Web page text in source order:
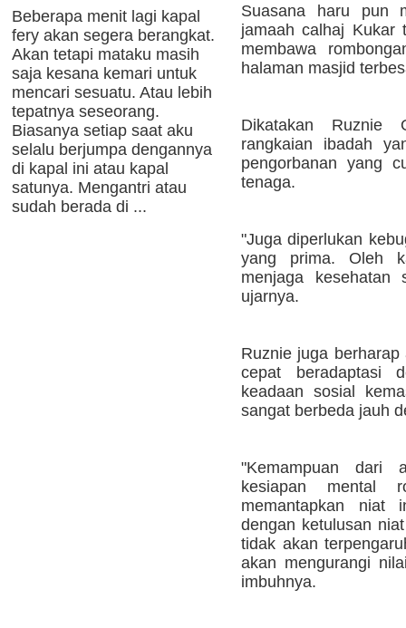
Beberapa menit lagi kapal
fery akan segera berangkat.
Akan tetapi mataku masih
saja kesana kemari untuk
mencari sesuatu. Atau lebih
tepatnya seseorang.
Biasanya setiap saat aku
selalu berjumpa dengannya
di kapal ini atau kapal
satunya. Mengantri atau
sudah berada di ...
Suasana haru pun
jamaah calhaj Kukar
membawa
halaman masjid
Dikatakan Ruznie
rangkaian ibadah
pengorbanan yang
tenaga.
"Juga diperlukan
yang prima. Oleh
menjaga kesehatan
ujarnya.
Ruznie juga
cepat beradaptasi
keadaan sosial
sangat berbeda jauh
"Kemampuan dari
kesiapan mental
memantapkan niat
dengan ketulusan
tidak akan
akan mengurangi
imbuhnya.